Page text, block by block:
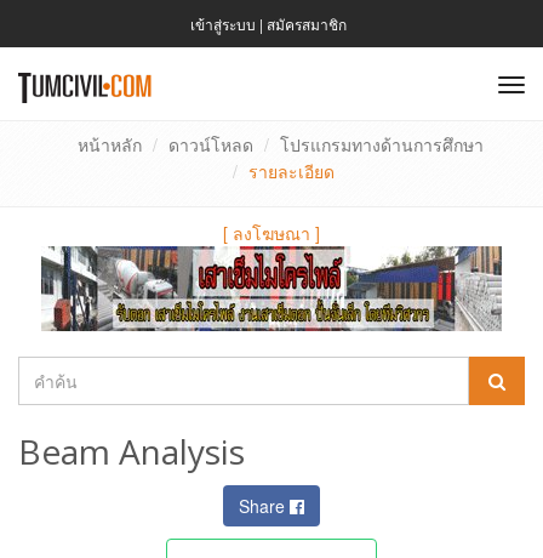
เข้าสู่ระบบ | สมัครสมาชิก
หน้าหลัก ดาวน์โหลด
โปรแกรมทางด้านการศึกษา
รายละเอียด
[ ลงโฆษณา ]
Beam Analysis
Share